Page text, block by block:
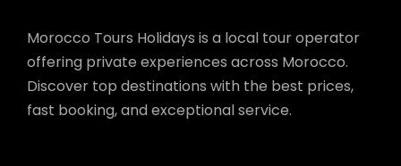
Morocco Tours Holidays is a local tour operator
offering private experiences across Morocco.
Discover top destinations with the best prices,
fast booking, and exceptional service.